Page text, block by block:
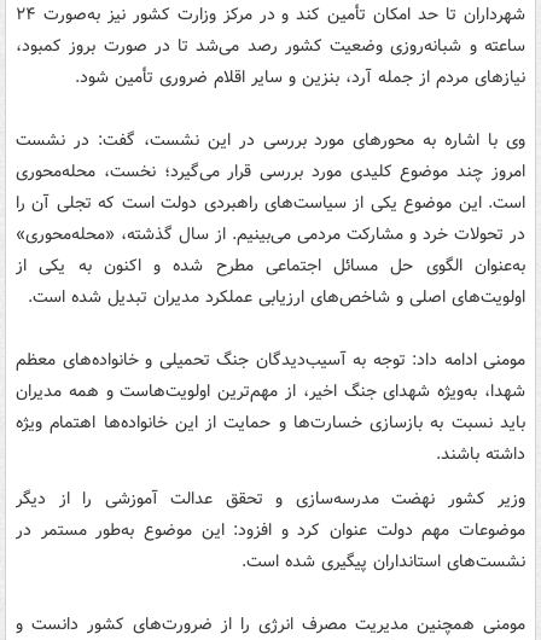
شهرداران تا حد امکان تأمین کند و در مرکز وزارت کشور نیز به‌صورت ۲۴
ساعته و شبانه‌روزی وضعیت کشور رصد می‌شد تا در صورت بروز کمبود،
نیازهای مردم از جمله آرد، بنزین و سایر اقلام ضروری تأمین شود.
وی با اشاره به محورهای مورد بررسی در این نشست، گفت: در نشست
امروز چند موضوع کلیدی مورد بررسی قرار می‌گیرد؛ نخست، محله‌محوری
است. این موضوع یکی از سیاست‌های راهبردی دولت است که تجلی آن را
در تحولات خرد و مشارکت مردمی می‌بینیم. از سال گذشته، «محله‌محوری»
به‌عنوان الگوی حل مسائل اجتماعی مطرح شده و اکنون به یکی از
اولویت‌های اصلی و شاخص‌های ارزیابی عملکرد مدیران تبدیل شده است.
مومنی ادامه داد: توجه به آسیب‌دیدگان جنگ تحمیلی و خانواده‌های معظم
شهدا، به‌ویژه شهدای جنگ اخیر، از مهم‌ترین اولویت‌هاست و همه مدیران
باید نسبت به بازسازی خسارت‌ها و حمایت از این خانواده‌ها اهتمام ویژه
داشته باشند.
وزیر کشور نهضت مدرسه‌سازی و تحقق عدالت آموزشی را از دیگر
موضوعات مهم دولت عنوان کرد و افزود: این موضوع به‌طور مستمر در
نشست‌های استانداران پیگیری شده است.
مومنی همچنین مدیریت مصرف انرژی را از ضرورت‌های کشور دانست و